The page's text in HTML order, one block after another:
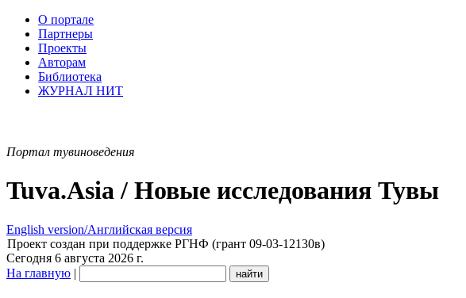
О портале
Партнеры
Проекты
Авторам
Библиотека
ЖУРНАЛ НИТ
Портал тувиноведения
Tuva.Asia / Новые исследования Тувы
English version/Английская версия
Проект создан при поддержке РГНФ (грант 09-03-12130в)
Сегодня 6 августа 2026 г.
На главную |